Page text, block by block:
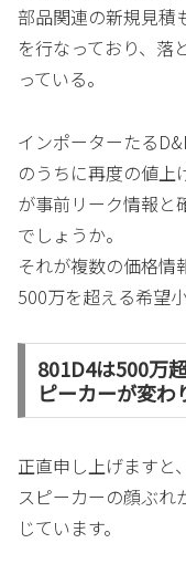
部品関連の新規見積
を行なっており、落
っている。
インポーターたる
のうちに再度の値上
が事前リーク情報と
でしょうか。
それが複数の価格情
500万を超える希望
801D4は500万
ピーカーが変わ
正直申し上げますと
スピーカーの顔ぶれ
じています。